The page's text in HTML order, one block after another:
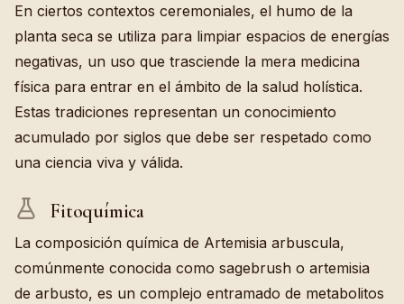
En ciertos contextos ceremoniales, el humo de la
planta seca se utiliza para limpiar espacios de energías
negativas, un uso que trasciende la mera medicina
física para entrar en el ámbito de la salud holística.
Estas tradiciones representan un conocimiento
acumulado por siglos que debe ser respetado como
una ciencia viva y válida.
Fitoquímica
La composición química de Artemisia arbuscula,
comúnmente conocida como sagebrush o artemisia
de arbusto, es un complejo entramado de metabolitos